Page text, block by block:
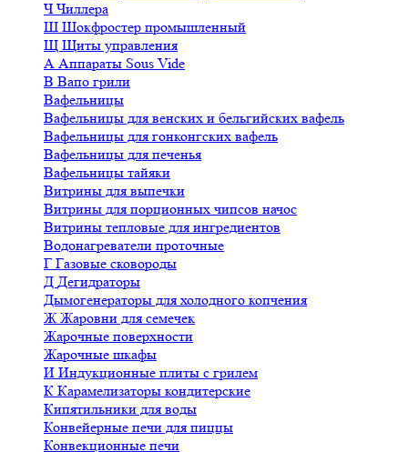
ЧЧиллера
Ш Шокфростер промышленный
Щ Щиты управления
А Аппараты Sous Vide
В Вапо грили
Вафельницы
Вафельницы для венских и бельгийских вафель
Вафельницы для гонконгских вафель
Вафельницы для печенья
Вафельницы тайяки
Витрины для выпечки
Витрины для порционных чипсов начос
Витрины тепловые для ингредиентов
Водонагреватели проточные
Г Газовые сковороды
Д Дегидраторы
Дымогенераторы для холодного копчения
ЖЖаровни для семечек
Жарочные поверхности
Жарочные шкафы
И Индукционные плиты с грилем
К Карамелизаторы кондитерские
Кипятильники для воды
Конвейерные печи для пиццы
Конвекционные печи